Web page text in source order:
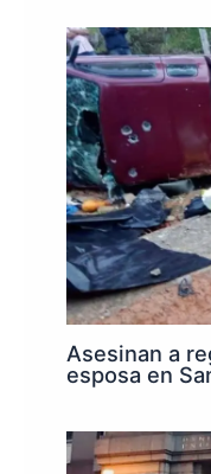
Asesinan a
esposa en